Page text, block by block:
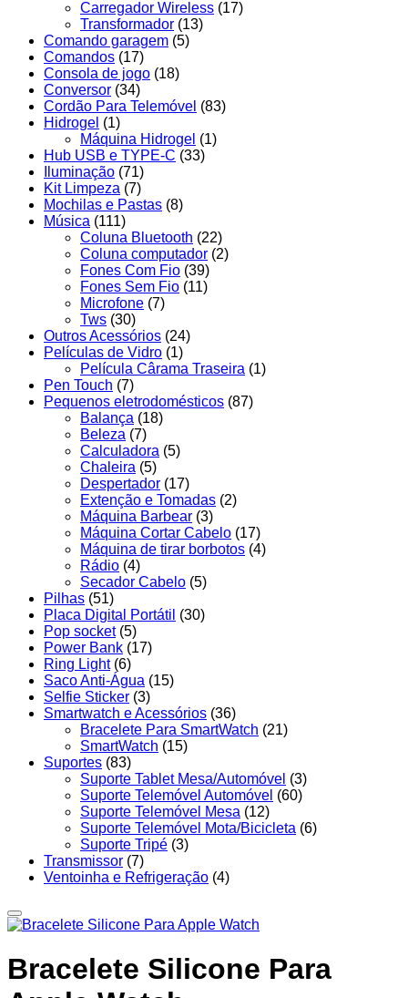
Carregador Wireless (17)
Transformador (13)
Comando garagem (5)
Comandos (17)
Consola de jogo (18)
Conversor (34)
Cordão Para Telemóvel (83)
Hidrogel (1)
Máquina Hidrogel (1)
Hub USB e TYPE-C (33)
Iluminação (71)
Kit Limpeza (7)
Mochilas e Pastas (8)
Música (111)
Coluna Bluetooth (22)
Coluna computador (2)
Fones Com Fio (39)
Fones Sem Fio (11)
Microfone (7)
Tws (30)
Outros Acessórios (24)
Películas de Vidro (1)
Película Cârama Traseira (1)
Pen Touch (7)
Pequenos eletrodomésticos (87)
Balança (18)
Beleza (7)
Calculadora (5)
Chaleira (5)
Despertador (17)
Extenção e Tomadas (2)
Máquina Barbear (3)
Máquina Cortar Cabelo (17)
Máquina de tirar borbotos (4)
Rádio (4)
Secador Cabelo (5)
Pilhas (51)
Placa Digital Portátil (30)
Pop socket (5)
Power Bank (17)
Ring Light (6)
Saco Anti-Água (15)
Selfie Sticker (3)
Smartwatch e Acessórios (36)
Bracelete Para SmartWatch (21)
SmartWatch (15)
Suportes (83)
Suporte Tablet Mesa/Automóvel (3)
Suporte Telemóvel Automóvel (60)
Suporte Telemóvel Mesa (12)
Suporte Telemóvel Mota/Bicicleta (6)
Suporte Tripé (3)
Transmissor (7)
Ventoinha e Refrigeração (4)
Bracelete Silicone Para